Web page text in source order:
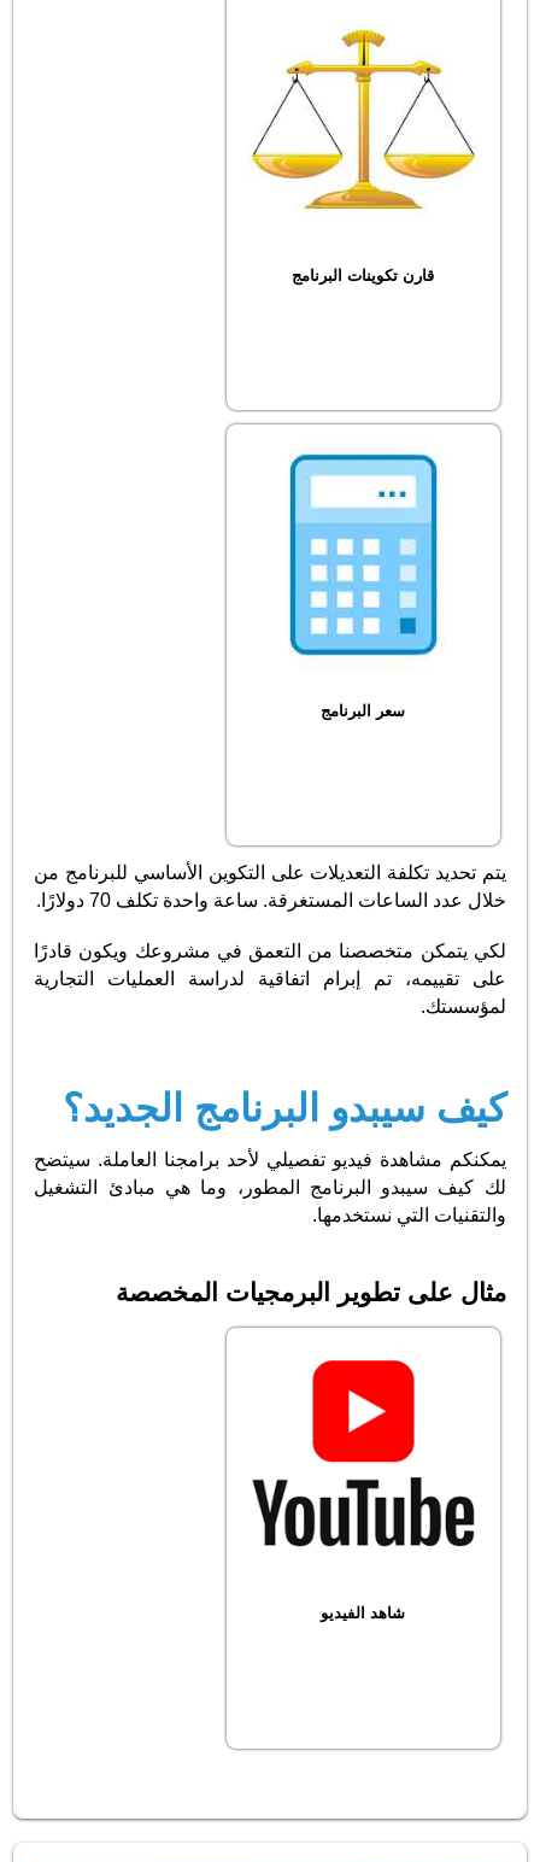
قارن تكوينات البرنامج
سعر البرنامج
يتم تحديد تكلفة التعديلات على التكوين الأساسي للبرنامج من
خلال عدد الساعات المستغرقة. ساعة واحدة تكلف 70 دولارًا.
لكي يتمكن متخصصنا من التعمق في مشروعك ويكون قادرًا
على تقييمه، تم إبرام اتفاقية لدراسة العمليات التجارية
لمؤسستك.
كيف سيبدو البرنامج الجديد؟
يمكنكم مشاهدة فيديو تفصيلي لأحد برامجنا العاملة. سيتضح
لك كيف سيبدو البرنامج المطور، وما هي مبادئ التشغيل
والتقنيات التي نستخدمها.
مثال على تطوير البرمجيات المخصصة
شاهد الفيديو